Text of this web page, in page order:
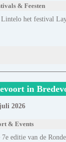
& Feesten
het festival
in
2026
& Events
editie van de